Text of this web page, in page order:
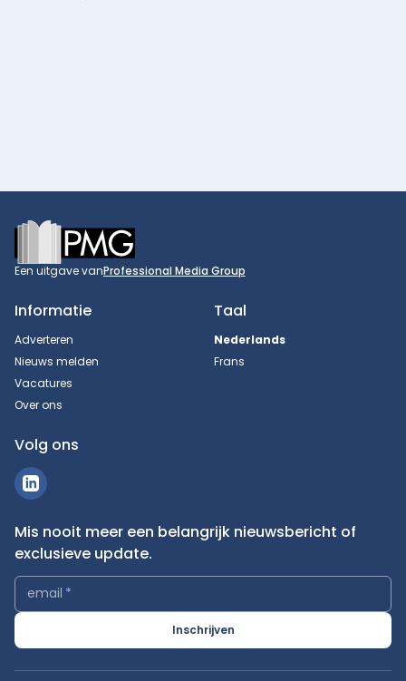
Footer
Een uitgave vanProfessional Media Group
Informatie
Adverteren
Nieuws melden
Vacatures
Over ons
Taal
Nederlands
Frans
Volg ons
Mis nooit meer een belangrijk nieuwsbericht of
exclusieve update.
email *
Inschrijven